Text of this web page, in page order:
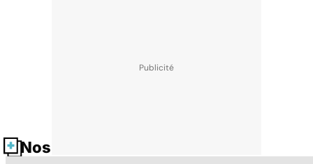
Nos fiches santé